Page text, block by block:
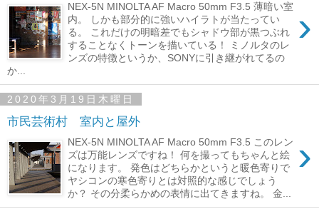
›
NEX-5N MINOLTA AF Macro 50mm F3.5 薄暗い室
内。 しかも部分的に強いハイラトが当たってい
る。 これだけの明暗差でもシャドウ部が黒つぶれ
することなくトーンを描いている！ ミノルタのレ
ンズの特徴というか、SONYに引き継がれてるの
か...
2020年3月19日木曜日
市民芸術村 室内と屋外
›
NEX-5N MINOLTA AF Macro 50mm F3.5 このレン
ズは万能レンズですね！ 何を撮ってもちゃんと絵
になります。 発色はどちらかというと暖色寄りで
ヤシコンの寒色寄りとは対照的な感じでしょう
か？ その分柔らかめの表情に出てきますね。 金...